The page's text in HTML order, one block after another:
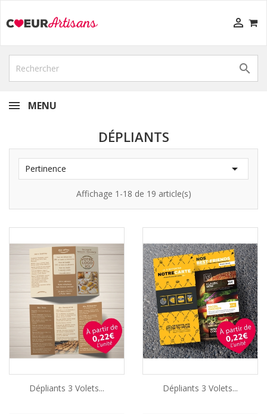


MENU
DÉPLIANTS
Pertinence 
Affichage 1-18 de 19 article(s)
Dépliants 3 Volets... Dépliants 3 Volets...